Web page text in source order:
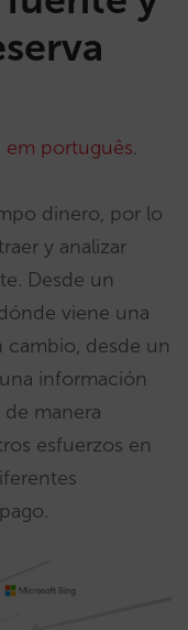
em português.
dinero, por lo
y analizar
Desde un
viene una
cambio, desde un
información
manera
esfuerzos en